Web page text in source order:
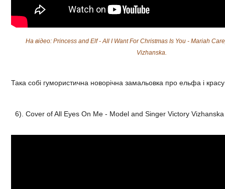
На відео: Princess and Elf - All I Want For Christmas Is You - Mariah
Vizhanska.
Така собі гумористична новорічна замальовка про ельфа і
6). Cover of All Eyes On Me - Model and Singer Victory Vizhanska